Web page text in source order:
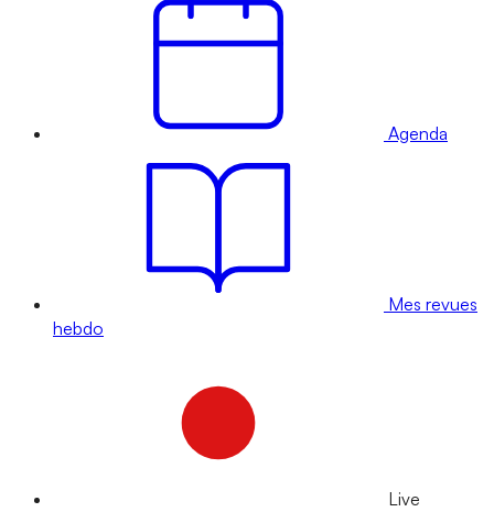
Agenda
Mes revues
hebdo
Live